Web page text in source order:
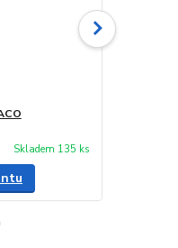
Skladem 135 ks